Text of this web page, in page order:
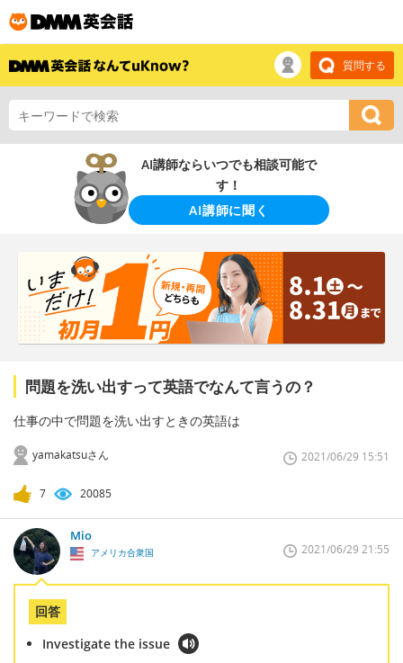
質問する
AI講師ならいつでも相談可能で
す！
AI講師に聞く
問題を洗い出すって英語でなんて言うの？
仕事の中で問題を洗い出すときの英語は
yamakatsuさん 2021/06/29 15:51
7 20085
Mio
アメリカ合衆国 2021/06/29 21:55
回答
Investigate the issue